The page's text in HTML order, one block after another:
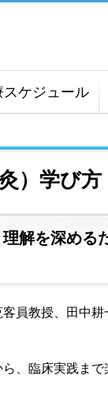
スケジュール
）学び方
解を深め
員教授、田中
、臨床実践まで